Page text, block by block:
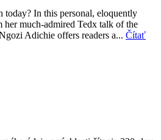
today? In this personal, eloquently
her much-admired Tedx talk of the
Adichie offers readers a... Čítať